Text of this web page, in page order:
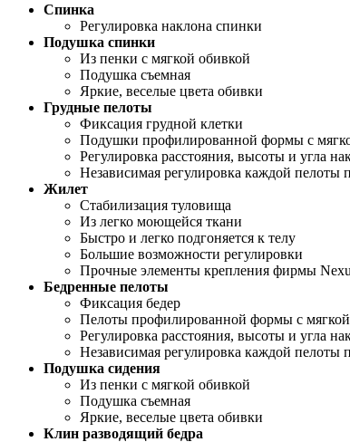
Спинка
Регулировка наклона спинки
Подушка спинки
Из пенки с мягкой обивкой
Подушка съемная
Яркие, веселые цвета обивки
Грудные пелоты
Фиксация грудной клетки
Подушки профилированной формы с
Регулировка расстояния, высоты и угла
Независимая регулировка каждой пелоты
Жилет
Стабилизация туловища
Из легко моющейся ткани
Быстро и легко подгоняется к телу
Большие возможности регулировки
Прочные элементы крепления фирмы
Бедренные пелоты
Фиксация бедер
Пелоты профилированной формы с
Регулировка расстояния, высоты и угла
Независимая регулировка каждой пелоты
Подушка сидения
Из пенки с мягкой обивкой
Подушка съемная
Яркие, веселые цвета обивки
Клин разводящий бедра